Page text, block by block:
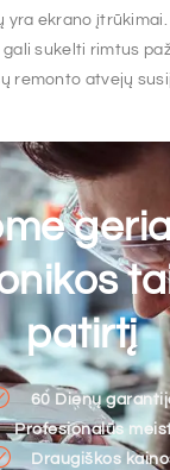
yra ekrano
sukelti rimtus
remonto atvejų
patirtį
60 Dienų
Profesionalūs
Draugiškos